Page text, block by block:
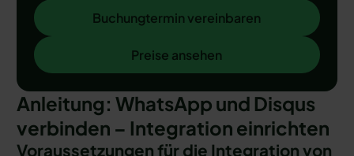
Buchungtermin vereinbaren
Buchungtermin vereinbaren
Preise ansehen
Preise ansehen
Anleitung: WhatsApp und Disqus
verbinden – Integration einrichten
Voraussetzungen für die Integration von